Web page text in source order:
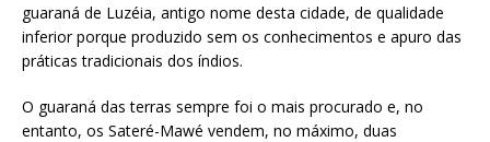
guaraná de Luzéia, antigo nome desta cidade, de qualidade
inferior porque produzido sem os conhecimentos e apuro das
práticas tradicionais dos índios.
O guaraná das terras sempre foi o mais procurado e, no
entanto, os Sateré-Mawé vendem, no máximo, duas